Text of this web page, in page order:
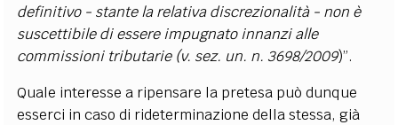
definitivo - stante la relativa discrezionalità - non è
suscettibile di essere impugnato innanzi alle
commissioni tributarie (v. sez. un. n. 3698/2009)”.
Quale interesse a ripensare la pretesa può dunque
esserci in caso di rideterminazione della stessa, già